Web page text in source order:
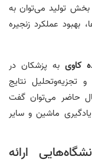
بخش تولید می‌توان به
بهبود عملکرد زنجیره
کاوی به پزشکان در
تجزیه‌وتحلیل نتایج
حاضر می‌توان گفت
ماشین و سایر
ارائه